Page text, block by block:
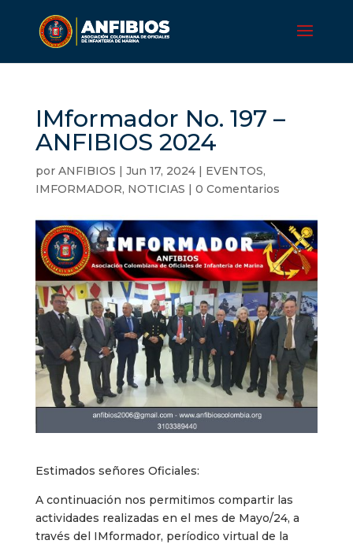
IMformador No. 197 –
ANFIBIOS 2024
por ANFIBIOS | Jun 17, 2024| EVENTOS,
IMFORMADOR, NOTICIAS | 0 Comentarios
Estimados señores Oficiales:
A continuación nos permitimos compartir las
actividades realizadas en el mes de Mayo/24, a
través del IMformador, períodico virtual de la